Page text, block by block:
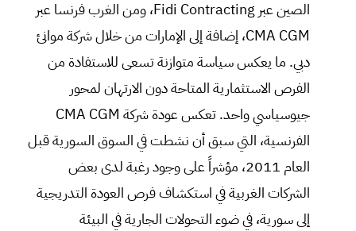
الصين عبر Fidi Contracting، ومن الغرب فرنسا عبر
CMA CGM، إضافة إلى الإمارات من خلال شركة موانئ
دبي. ما يعكس سياسة متوازنة تسعى للاستفادة من
الفرص الاستثمارية المتاحة دون الارتهان لمحور
جيوسياسي واحد. تعكس عودة شركة CMA CGM
الفرنسية، التي سبق أن نشطت في السوق السورية قبل
العام 2011، مؤشراً على وجود رغبة لدى بعض
الشركات الغربية في استكشاف فرص العودة التدريجية
إلى سورية، في ضوء التحولات الجارية في البيئة